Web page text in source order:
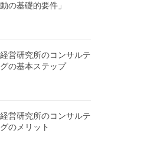
の基礎的要件」
営研究所のコンサルテ
の基本ステップ
営研究所のコンサルテ
のメリット